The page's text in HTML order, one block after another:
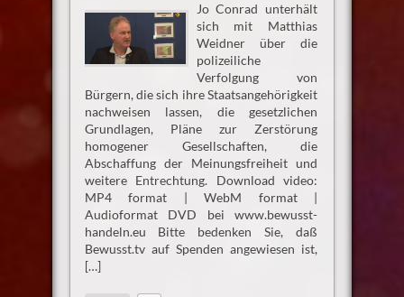
Jo Conrad unterhält
sich mit Matthias
Weidner über die
polizeiliche
Verfolgung von
Bürgern, die sich ihre Staatsangehörigkeit
nachweisen lassen, die gesetzlichen
Grundlagen, Pläne zur Zerstörung
homogener Gesellschaften, die
Abschaffung der Meinungsfreiheit und
weitere Entrechtung. Download video:
MP4 format | WebM format |
Audioformat DVD bei www.bewusst-
handeln.eu Bitte bedenken Sie, daß
Bewusst.tv auf Spenden angewiesen ist,
[…]